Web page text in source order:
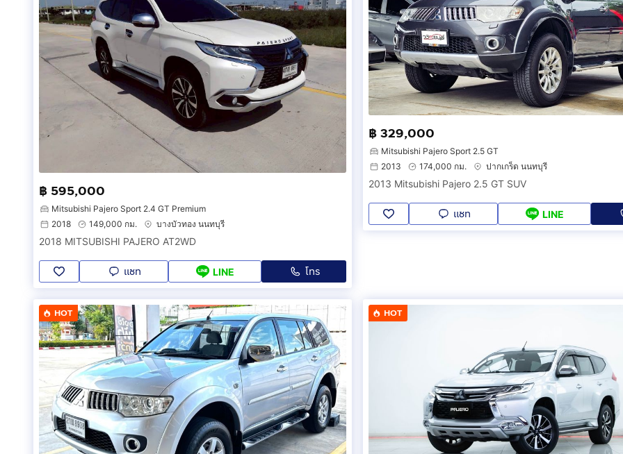
฿ 595,000
Mitsubishi Pajero Sport 2.4 GT Premium
2018
149,000 กม. บางบัวทอง นนทบุรี
2018 MITSUBISHI PAJERO AT2WD
แชท LINE โทร
฿ 329,000
Mitsubishi Pajero Sport 2.5 GT
2013
174,000 กม. ปากเกร็ด นนทบุรี
2013 Mitsubishi Pajero 2.5 GT SUV
แชท LINE
HOT HOT